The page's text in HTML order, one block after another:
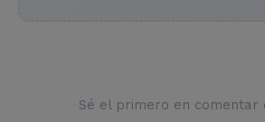
Sé el primero en comentar